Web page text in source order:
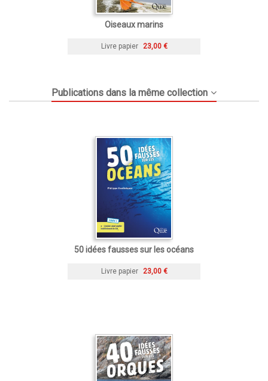
Oiseaux marins
Livre papier 23,00 €
Publications dans la même collection
50 idées fausses sur les océans
Livre papier 23,00 €